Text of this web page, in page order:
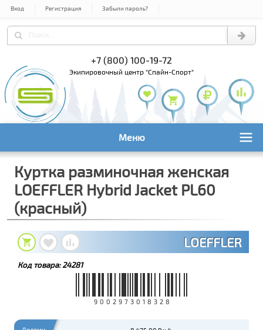
Вход Регистрация Забыли пароль?
+7 (800) 100-19-72
экипировочный центр "Спайн-Спорт"
Меню
Куртка разминочная женская
LOEFFLER Hybrid Jacket PL60
(красный)
LOEFFLER
Код товара:24281
9002973018328